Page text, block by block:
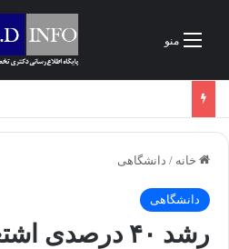
منو
خانه / دانشگاهی
دانشگاهی
رشد ۴۰ درصدی